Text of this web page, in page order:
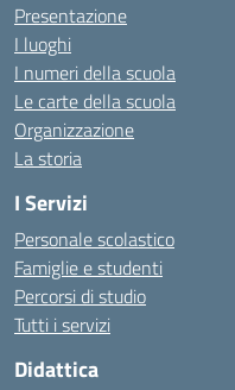
Presentazione
I luoghi
I numeri della scuola
Le carte della scuola
Organizzazione
La storia
I Servizi
Personale scolastico
Famiglie e studenti
Percorsi di studio
Tutti i servizi
Didattica